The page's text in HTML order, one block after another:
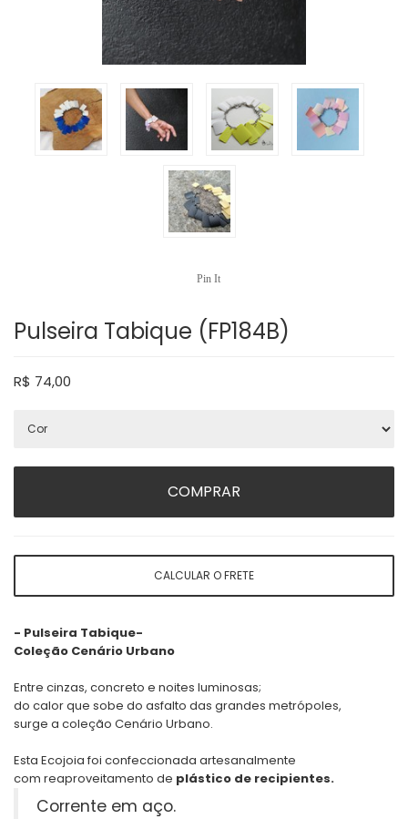
Pin It
Pulseira Tabique (FP184B)
R$ 74,00
COMPRAR
CALCULAR O FRETE
- Pulseira Tabique-
Coleção Cenário Urbano
Entre cinzas, concreto e noites luminosas;
do calor que sobe do asfalto das grandes metrópoles,
surge a coleção Cenário Urbano.
Esta Ecojoia foi confeccionada artesanalmente
com reaproveitamento de plástico de recipientes.
Corrente em aço.